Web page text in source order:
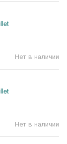
Нет в наличии
Нет в наличии